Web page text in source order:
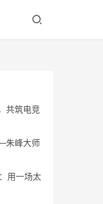
共筑电竞
朱峰大师
用一场太